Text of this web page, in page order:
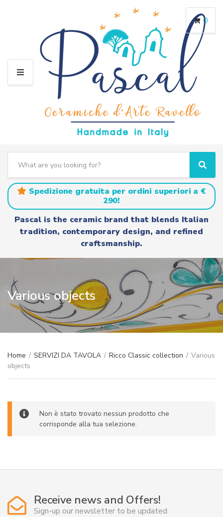
M
a
t
g
a
r
c
h
S
e
a
r
c
h
Spedizione gratuita per ordini superiori a €
290!
Pascal is the ceramic brand that blends Italian
tradition, contemporary design, and refined
craftsmanship.
0
Various objects
Home / SERVIZI DA TAVOLA / Ricco Classic collection / Various
objects
Non è stato trovato nessun prodotto che
corrisponde alla tua selezione.
Receive news and Offers!
Sign-up our newsletter to be updated